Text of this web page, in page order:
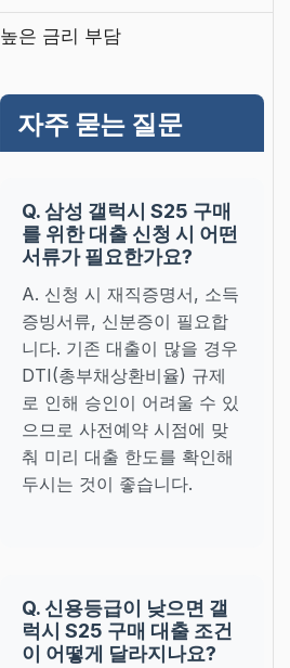
높은 금리 부담
자주 묻는 질문
Q. 삼성 갤럭시 S25 구매
를 위한 대출 신청 시 어떤
서류가 필요한가요?
A. 신청 시 재직증명서, 소득
증빙서류, 신분증이 필요합
니다. 기존 대출이 많을 경우
DTI(총부채상환비율) 규제
로 인해 승인이 어려울 수 있
으므로 사전예약 시점에 맞
춰 미리 대출 한도를 확인해
두시는 것이 좋습니다.
Q. 신용등급이 낮으면 갤
럭시 S25 구매 대출 조건
이 어떻게 달라지나요?